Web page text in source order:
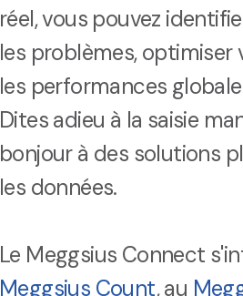
réel, vous pouvez
les problèmes,
les performances
Dites adieu à la saisie
bonjour à des solutions
les données.
Le Meggsius Connect
Meggsius Count, au